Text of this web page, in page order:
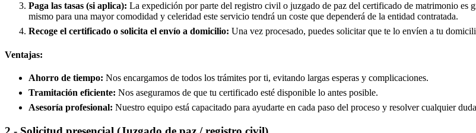
Paga las tasas (si aplica): La expedición por parte del registro civil o juzgado de paz del certificado de matrimonio es
mismo para una mayor comodidad y celeridad este servicio tendrá un coste que dependerá de la entidad contratada.
Recoge el certificado o solicita el envío a domicilio: Una vez procesado, puedes solicitar que te lo envíen a tu
Ventajas:
Ahorro de tiempo: Nos encargamos de todos los trámites por ti, evitando largas esperas y complicaciones.
Tramitación eficiente: Nos aseguramos de que tu certificado esté disponible lo antes posible.
Asesoría profesional: Nuestro equipo está capacitado para ayudarte en cada paso del proceso y resolver cualquier